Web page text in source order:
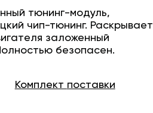
тюнинг-модуль,
чип-тюнинг. Раскрывает
заложенный
безопасен.
Комплект поставки